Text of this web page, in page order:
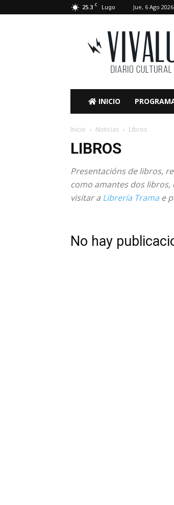
25.3 C Lugo Jue, 6 Ago 2026
VivaLugo
INICIO
Inicio Noticias Libros
LIBROS
Presentacións de libros,
como amantes dos libros,
visitar a Librería Trama e
No hay